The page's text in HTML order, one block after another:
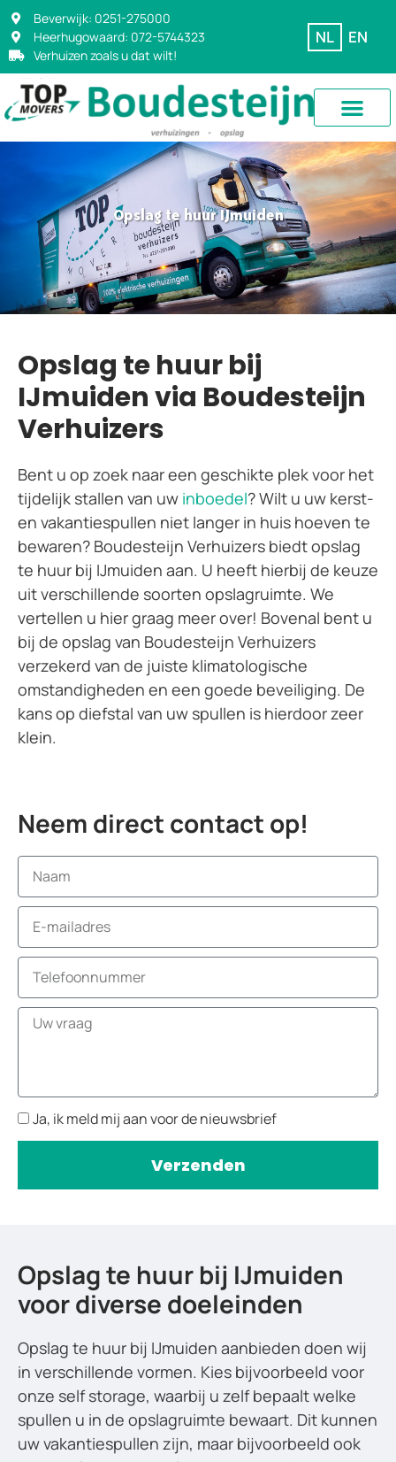
Beverwijk: 0251-275000
Heerhugowaard: 072-5744323
Verhuizen zoals u dat wilt!
NL EN
Opslag te huur IJmuiden
Opslag te huur bij
IJmuiden via Boudesteijn
Verhuizers
Bent u op zoek naar een geschikte plek voor het
tijdelijk stallen van uw inboedel? Wilt u uw kerst-
en vakantiespullen niet langer in huis hoeven te
bewaren? Boudesteijn Verhuizers biedt opslag
te huur bij IJmuiden aan. U heeft hierbij de keuze
uit verschillende soorten opslagruimte. We
vertellen u hier graag meer over! Bovenal bent u
bij de opslag van Boudesteijn Verhuizers
verzekerd van de juiste klimatologische
omstandigheden en een goede beveiliging. De
kans op diefstal van uw spullen is hierdoor zeer
klein.
Neem direct contact op!
Ja, ik meld mij aan voor de nieuwsbrief
Verzenden
Opslag te huur bij IJmuiden
voor diverse doeleinden
Opslag te huur bij IJmuiden aanbieden doen wij
in verschillende vormen. Kies bijvoorbeeld voor
onze self storage, waarbij u zelf bepaalt welke
spullen u in de opslagruimte bewaart. Dit kunnen
uw vakantiespullen zijn, maar bijvoorbeeld ook